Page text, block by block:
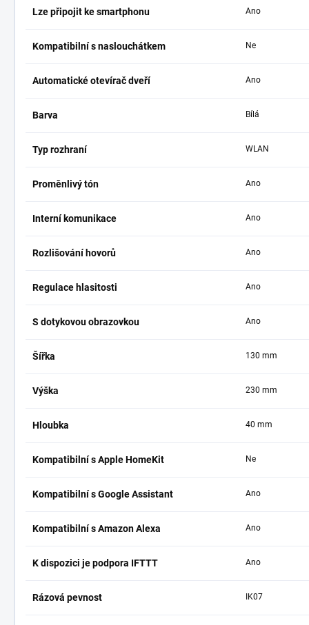
Lze připojit ke smartphonu Ano
Kompatibilní s naslouchátkem Ne
Automatické otevírač dveří Ano
Barva Bílá
Typ rozhraní WLAN
Proměnlivý tón Ano
Interní komunikace Ano
Rozlišování hovorů Ano
Regulace hlasitosti Ano
S dotykovou obrazovkou Ano
Šířka 130 mm
Výška 230 mm
Hloubka 40 mm
Kompatibilní s Apple HomeKit Ne
Kompatibilní s Google Assistant Ano
Kompatibilní s Amazon Alexa Ano
K dispozici je podpora IFTTT Ano
Rázová pevnost IK07